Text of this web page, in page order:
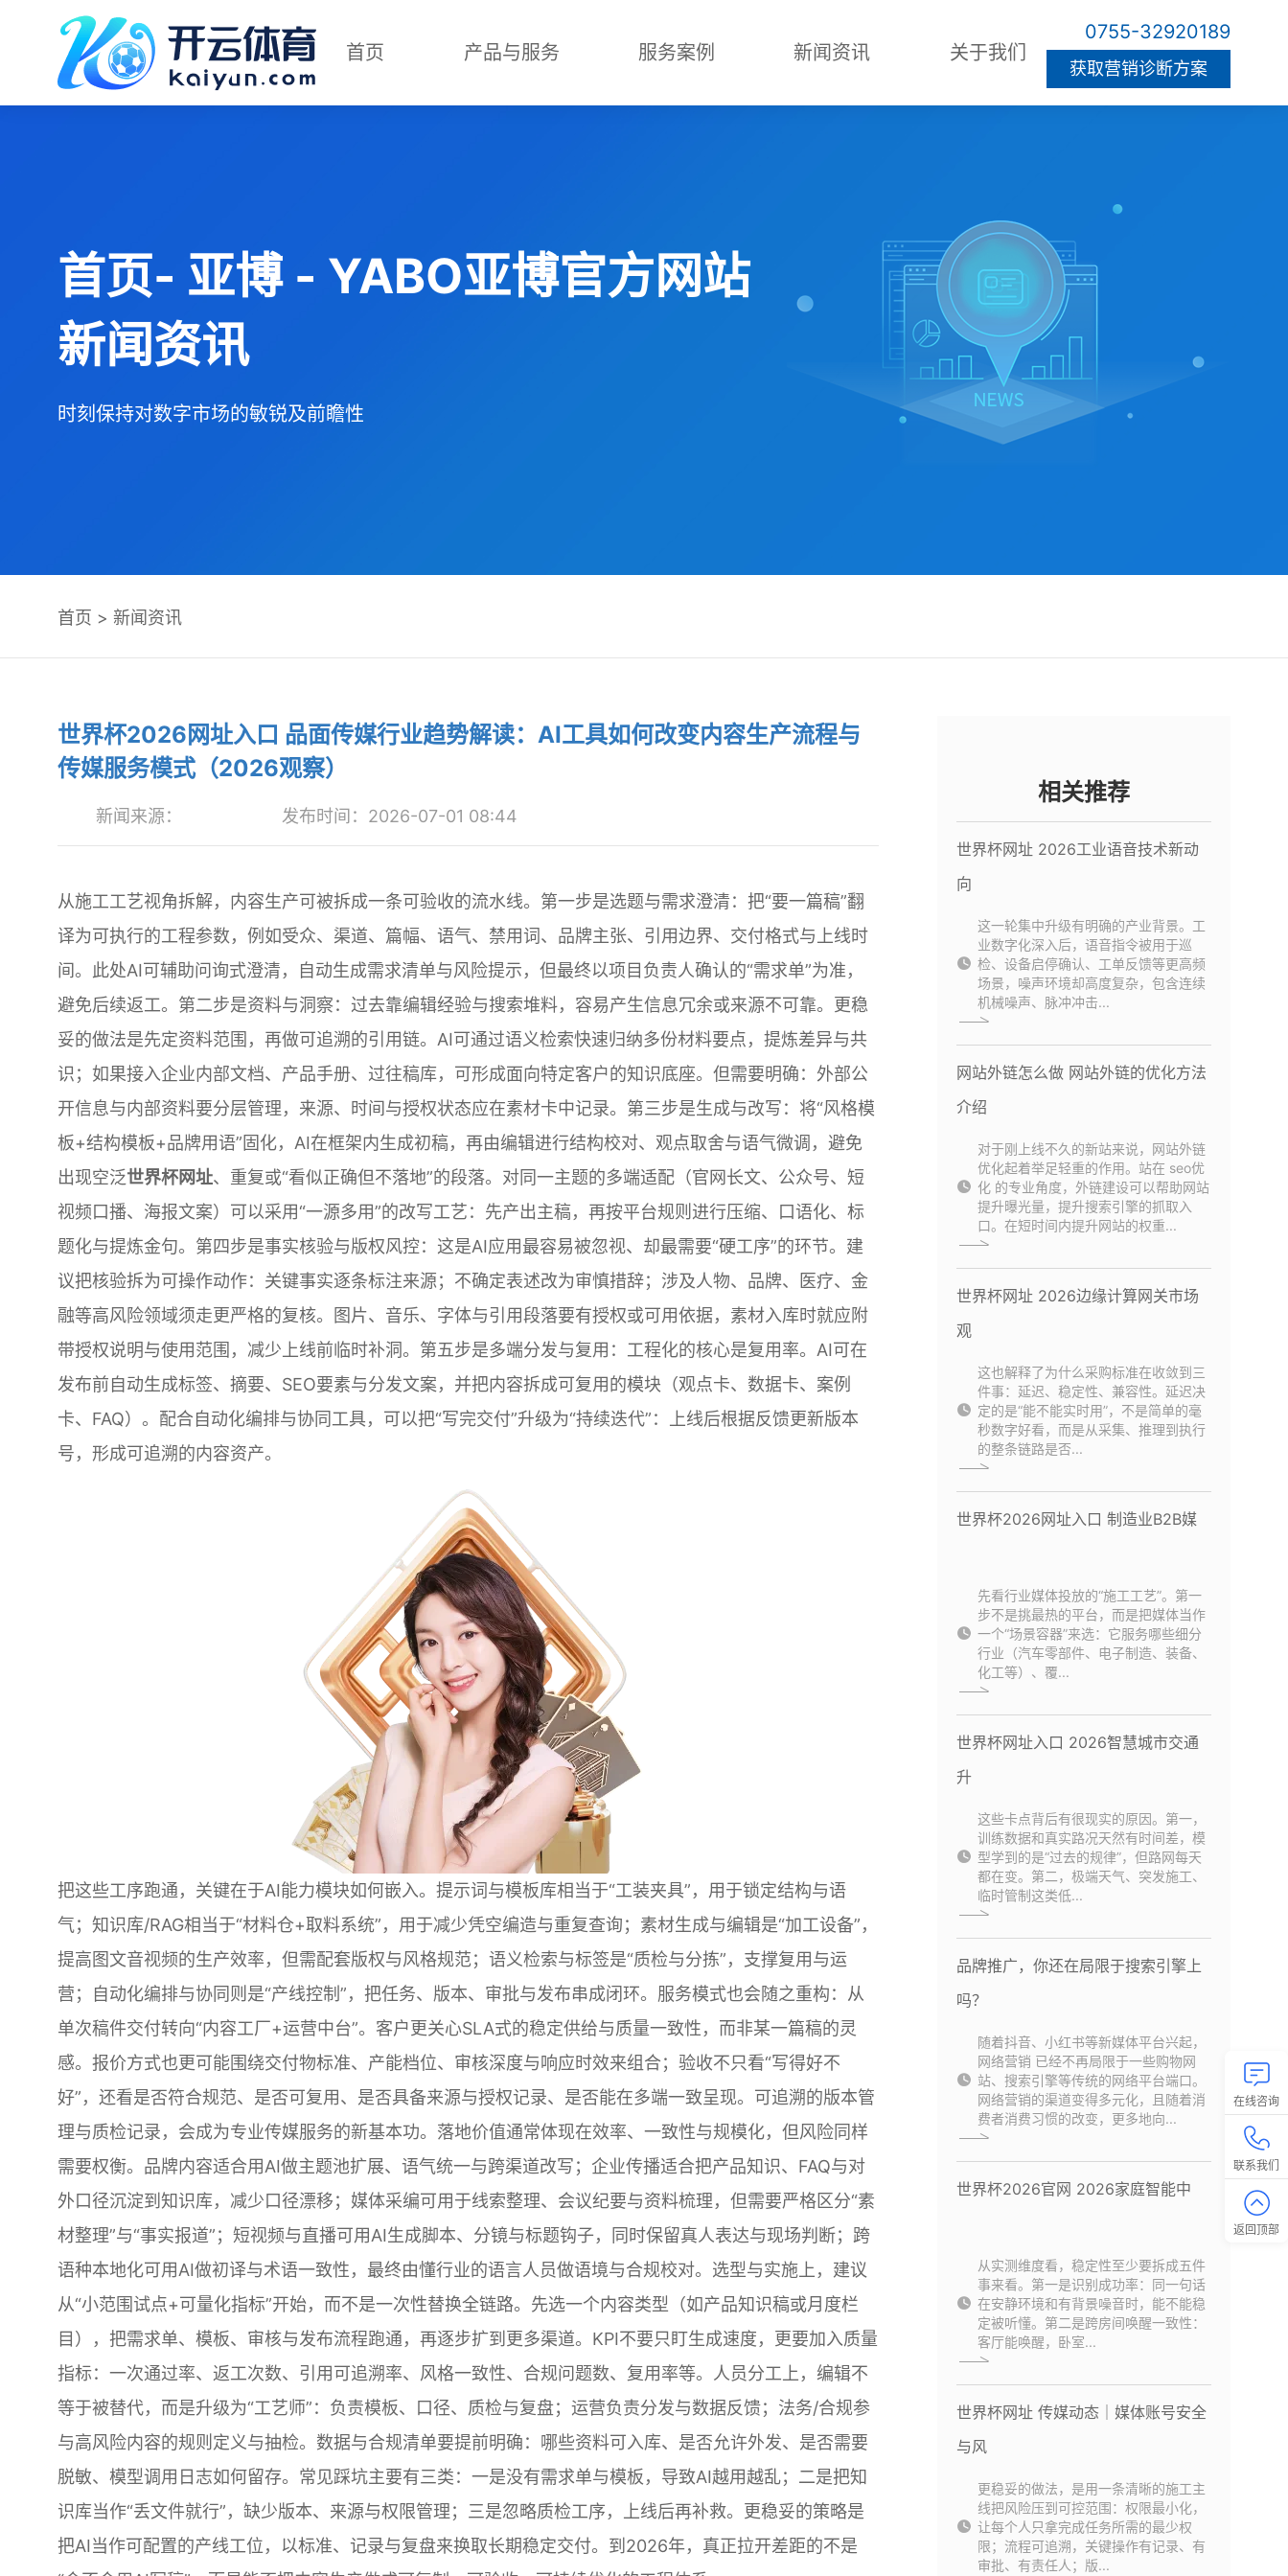
首页 产品与服务 服务案例 新闻资讯 关于我们
0755-32920189
获取营销诊断方案
首页- 亚博 - YABO亚博官方网站
新闻资讯
时刻保持对数字市场的敏锐及前瞻性
首页 > 新闻资讯
世界杯2026网址入口 品面传媒行业趋势解读：AI工具如何改变内容生产流程与
传媒服务模式（2026观察）
新闻来源： 发布时间：2026-07-01 08:44
从施工工艺视角拆解，内容生产可被拆成一条可验收的流水线。第一步是选题与需求澄清：把“要一篇稿”翻
译为可执行的工程参数，例如受众、渠道、篇幅、语气、禁用词、品牌主张、引用边界、交付格式与上线时
间。此处AI可辅助问询式澄清，自动生成需求清单与风险提示，但最终以项目负责人确认的“需求单”为准，
避免后续返工。第二步是资料与洞察：过去靠编辑经验与搜索堆料，容易产生信息冗余或来源不可靠。更稳
妥的做法是先定资料范围，再做可追溯的引用链。AI可通过语义检索快速归纳多份材料要点，提炼差异与共
识；如果接入企业内部文档、产品手册、过往稿库，可形成面向特定客户的知识底座。但需要明确：外部公
开信息与内部资料要分层管理，来源、时间与授权状态应在素材卡中记录。第三步是生成与改写：将“风格模
板+结构模板+品牌用语”固化，AI在框架内生成初稿，再由编辑进行结构校对、观点取舍与语气微调，避免
出现空泛世界杯网址、重复或“看似正确但不落地”的段落。对同一主题的多端适配（官网长文、公众号、短
视频口播、海报文案）可以采用“一源多用”的改写工艺：先产出主稿，再按平台规则进行压缩、口语化、标
题化与提炼金句。第四步是事实核验与版权风控：这是AI应用最容易被忽视、却最需要“硬工序”的环节。建
议把核验拆为可操作动作：关键事实逐条标注来源；不确定表述改为审慎措辞；涉及人物、品牌、医疗、金
融等高风险领域须走更严格的复核。图片、音乐、字体与引用段落要有授权或可用依据，素材入库时就应附
带授权说明与使用范围，减少上线前临时补洞。第五步是多端分发与复用：工程化的核心是复用率。AI可在
发布前自动生成标签、摘要、SEO要素与分发文案，并把内容拆成可复用的模块（观点卡、数据卡、案例
卡、FAQ）。配合自动化编排与协同工具，可以把“写完交付”升级为“持续迭代”：上线后根据反馈更新版本
号，形成可追溯的内容资产。
把这些工序跑通，关键在于AI能力模块如何嵌入。提示词与模板库相当于“工装夹具”，用于锁定结构与语
气；知识库/RAG相当于“材料仓+取料系统”，用于减少凭空编造与重复查询；素材生成与编辑是“加工设备”，
提高图文音视频的生产效率，但需配套版权与风格规范；语义检索与标签是“质检与分拣”，支撑复用与运
营；自动化编排与协同则是“产线控制”，把任务、版本、审批与发布串成闭环。服务模式也会随之重构：从
单次稿件交付转向“内容工厂+运营中台”。客户更关心SLA式的稳定供给与质量一致性，而非某一篇稿的灵
感。报价方式也更可能围绕交付物标准、产能档位、审核深度与响应时效来组合；验收不只看“写得好不
好”，还看是否符合规范、是否可复用、是否具备来源与授权记录、是否能在多端一致呈现。可追溯的版本管
理与质检记录，会成为专业传媒服务的新基本功。落地价值通常体现在效率、一致性与规模化，但风险同样
需要权衡。品牌内容适合用AI做主题池扩展、语气统一与跨渠道改写；企业传播适合把产品知识、FAQ与对
外口径沉淀到知识库，减少口径漂移；媒体采编可用于线索整理、会议纪要与资料梳理，但需要严格区分“素
材整理”与“事实报道”；短视频与直播可用AI生成脚本、分镜与标题钩子，同时保留真人表达与现场判断；跨
语种本地化可用AI做初译与术语一致性，最终由懂行业的语言人员做语境与合规校对。选型与实施上，建议
从“小范围试点+可量化指标”开始，而不是一次性替换全链路。先选一个内容类型（如产品知识稿或月度栏
目），把需求单、模板、审核与发布流程跑通，再逐步扩到更多渠道。KPI不要只盯生成速度，更要加入质量
指标：一次通过率、返工次数、引用可追溯率、风格一致性、合规问题数、复用率等。人员分工上，编辑不
等于被替代，而是升级为“工艺师”：负责模板、口径、质检与复盘；运营负责分发与数据反馈；法务/合规参
与高风险内容的规则定义与抽检。数据与合规清单要提前明确：哪些资料可入库、是否允许外发、是否需要
脱敏、模型调用日志如何留存。常见踩坑主要有三类：一是没有需求单与模板，导致AI越用越乱；二是把知
识库当作“丢文件就行”，缺少版本、来源与权限管理；三是忽略质检工序，上线后再补救。更稳妥的策略是
把AI当作可配置的产线工位，以标准、记录与复盘来换取长期稳定交付。到2026年，真正拉开差距的不是
相关推荐
世界杯网址 2026工业语音技术新动
向
这一轮集中升级有明确的产业背景。工
业数字化深入后，语音指令被用于巡
检、设备启停确认、工单反馈等更高频
场景，噪声环境却高度复杂，包含连续
机械噪声、脉冲冲击...
网站外链怎么做 网站外链的优化方法
介绍
对于刚上线不久的新站来说，网站外链
优化起着举足轻重的作用。站在 seo优
化 的专业角度，外链建设可以帮助网站
提升曝光量，提升搜索引擎的抓取入
口。在短时间内提升网站的权重...
世界杯网址 2026边缘计算网关市场
观
这也解释了为什么采购标准在收敛到三
件事：延迟、稳定性、兼容性。延迟决
定的是“能不能实时用”，不是简单的毫
秒数字好看，而是从采集、推理到执行
的整条链路是否...
世界杯2026网址入口 制造业B2B媒
先看行业媒体投放的“施工工艺”。第一
步不是挑最热的平台，而是把媒体当作
一个“场景容器”来选：它服务哪些细分
行业（汽车零部件、电子制造、装备、
化工等）、覆...
世界杯网址入口 2026智慧城市交通
升
这些卡点背后有很现实的原因。第一，
训练数据和真实路况天然有时间差，模
型学到的是“过去的规律”，但路网每天
都在变。第二，极端天气、突发施工、
临时管制这类低...
品牌推广，你还在局限于搜索引擎上
吗？
随着抖音、小红书等新媒体平台兴起，
网络营销 已经不再局限于一些购物网
站、搜索引擎等传统的网络平台端口。
网络营销的渠道变得多元化，且随着消
费者消费习惯的改变，更多地向...
世界杯2026官网 2026家庭智能中
从实测维度看，稳定性至少要拆成五件
事来看。第一是识别成功率：同一句话
在安静环境和有背景噪音时，能不能稳
定被听懂。第二是跨房间唤醒一致性：
客厅能唤醒，卧室...
世界杯网址 传媒动态｜媒体账号安全
与风
更稳妥的做法，是用一条清晰的施工主
线把风险压到可控范围：权限最小化，
让每个人只拿完成任务所需的最少权
限；流程可追溯，关键操作有记录、有
审批、有责任人；版...
在线咨询
联系我们
返回顶部